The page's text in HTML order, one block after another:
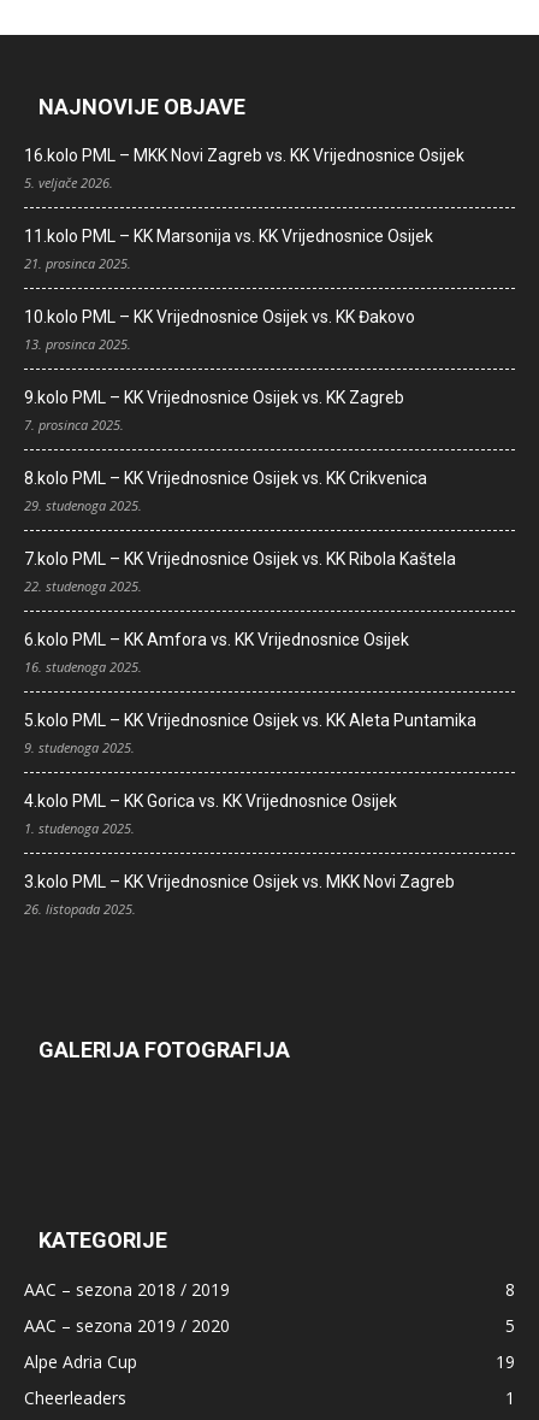
NAJNOVIJE OBJAVE
16.kolo PML – MKK Novi Zagreb vs. KK Vrijednosnice Osijek
5. veljače 2026.
11.kolo PML – KK Marsonija vs. KK Vrijednosnice Osijek
21. prosinca 2025.
10.kolo PML – KK Vrijednosnice Osijek vs. KK Đakovo
13. prosinca 2025.
9.kolo PML – KK Vrijednosnice Osijek vs. KK Zagreb
7. prosinca 2025.
8.kolo PML – KK Vrijednosnice Osijek vs. KK Crikvenica
29. studenoga 2025.
7.kolo PML – KK Vrijednosnice Osijek vs. KK Ribola Kaštela
22. studenoga 2025.
6.kolo PML – KK Amfora vs. KK Vrijednosnice Osijek
16. studenoga 2025.
5.kolo PML – KK Vrijednosnice Osijek vs. KK Aleta Puntamika
9. studenoga 2025.
4.kolo PML – KK Gorica vs. KK Vrijednosnice Osijek
1. studenoga 2025.
3.kolo PML – KK Vrijednosnice Osijek vs. MKK Novi Zagreb
26. listopada 2025.
GALERIJA FOTOGRAFIJA
KATEGORIJE
AAC – sezona 2018 / 2019
8
AAC – sezona 2019 / 2020
5
Alpe Adria Cup
19
Cheerleaders
1